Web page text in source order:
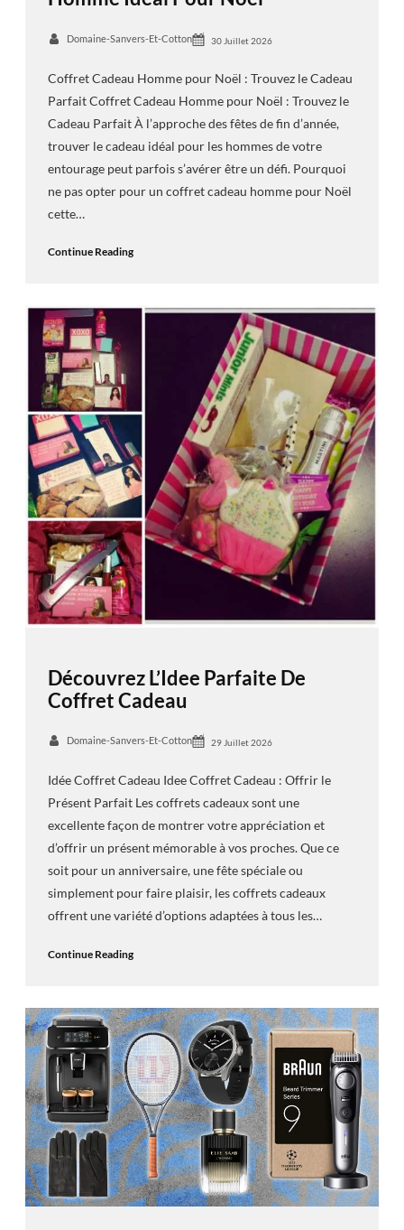
Domaine-Sanvers-Et-Cotton 30 Juillet 2026
Coffret Cadeau Homme pour Noël : Trouvez le Cadeau
Parfait Coffret Cadeau Homme pour Noël : Trouvez le
Cadeau Parfait À l’approche des fêtes de fin d’année,
trouver le cadeau idéal pour les hommes de votre
entourage peut parfois s’avérer être un défi. Pourquoi
ne pas opter pour un coffret cadeau homme pour Noël
cette…
Continue Reading
Découvrez L’Idee Parfaite De
Coffret Cadeau
Domaine-Sanvers-Et-Cotton 29 Juillet 2026
Idée Coffret Cadeau Idee Coffret Cadeau : Offrir le
Présent Parfait Les coffrets cadeaux sont une
excellente façon de montrer votre appréciation et
d’offrir un présent mémorable à vos proches. Que ce
soit pour un anniversaire, une fête spéciale ou
simplement pour faire plaisir, les coffrets cadeaux
offrent une variété d’options adaptées à tous les…
Continue Reading